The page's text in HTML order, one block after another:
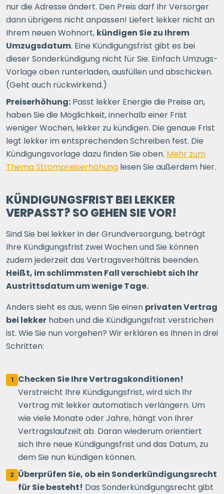
nur die Adresse ändert. Den Preis darf Ihr Versorger
dann übrigens nicht anpassen! Liefert lekker nicht an
Ihrem neuen Wohnort, kündigen Sie zu Ihrem
Umzugsdatum. Eine Kündigungsfrist gibt es bei
dieser Sonderkündigung nicht für Sie. Einfach Umzugs-
Vorlage oben runterladen, ausfüllen und abschicken.
(Geht auch rückwirkend.)
Preiserhöhung: Passt lekker Energie die Preise an,
haben Sie die Möglichkeit, innerhalb einer Frist
weniger Wochen, lekker zu kündigen. Die genaue Frist
legt lekker im entsprechenden Schreiben fest. Die
Kündigungsvorlage dazu finden Sie oben. Mehr zum
Thema Strompreiserhöhung lesen Sie außerdem hier.
KÜNDIGUNGSFRIST BEI LEKKER
VERPASST? SO GEHEN SIE VOR!
Sind Sie bei lekker in der Grundversorgung, beträgt
Ihre Kündigungsfrist zwei Wochen und Sie können
zudem jederzeit das Vertragsverhältnis beenden.
Heißt, im schlimmsten Fall verschiebt sich Ihr
Austrittsdatum um wenige Tage.
Anders sieht es aus, wenn Sie einen privaten Vertrag
bei lekker haben und die Kündigungsfrist verstrichen
ist. Wie Sie nun vorgehen? Wir erklären es Ihnen in drei
Schritten:
1
Checken Sie Ihre Vertragskonditionen!
Verstreicht Ihre Kündigungsfrist, wird sich Ihr
Vertrag mit lekker automatisch verlängern. Um
wie viele Monate oder Jahre, hängt von Ihrer
Vertragslaufzeit ab. Daran wiederum orientiert
sich Ihre neue Kündigungsfrist und das Datum, zu
dem Sie nun kündigen können.
2 Überprüfen Sie, ob ein Sonderkündigungsrecht
für Sie besteht! Das Sonderkündigungsrecht gibt